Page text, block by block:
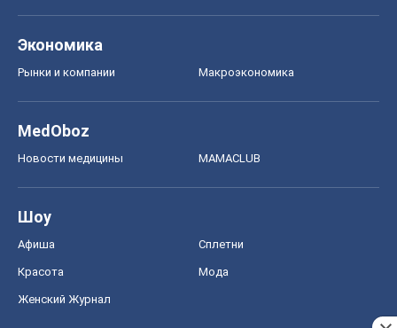
Экономика
Рынки и компании Mакроэкономика
MedOboz
Новости медицины MAMACLUB
Шоу
Афиша Сплетни
Красота Мода
Женский Журнал